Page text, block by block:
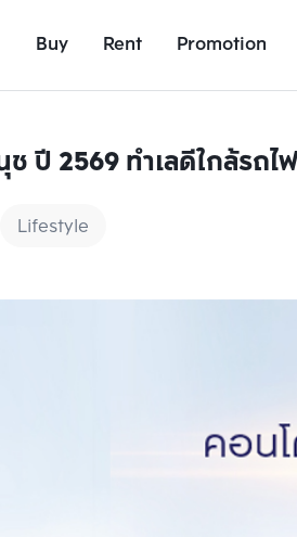
Buy Rent Promotion
ปี 2569 ทำเลดีใกล้รถไ
Lifestyle